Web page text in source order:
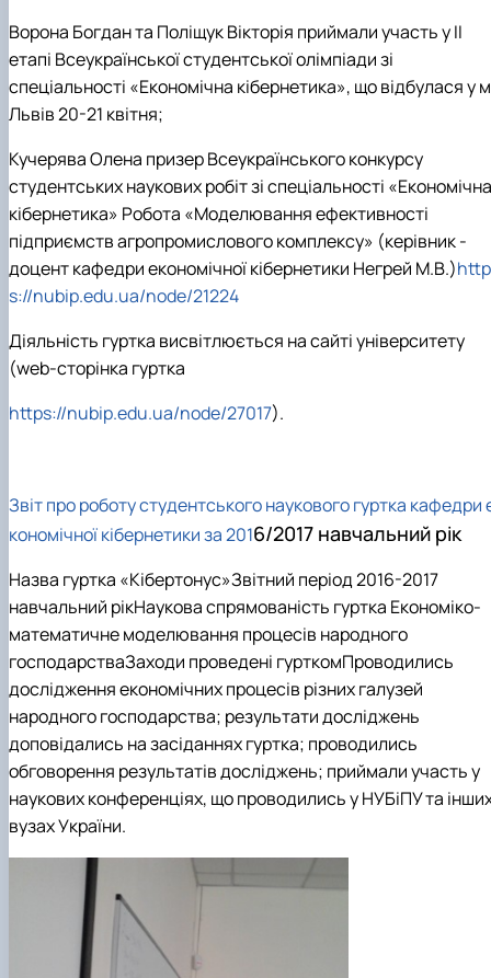
Ворона Богдан та Поліщук Вікторія приймали участь у ІІ
етапі Всеукраїнської студентської олімпіади зі
спеціальності «Економічна кібернетика», що відбулася у
Львів 20-21 квітня;
Кучерява Олена призер Всеукраїнського конкурсу
студентських наукових робіт зі спеціальності «Економічна
кібернетика» Робота «Моделювання ефективності
підприємств агропромислового комплексу» (керівник -
доцент кафедри економічної кібернетики Негрей М.В.)http
s://nubip.edu.ua/node/21224
Діяльність гуртка висвітлюється на сайті університету
(web-сторінка гуртка
https://nubip.edu.ua/node/27017).
Звіт про роботу студентського наукового гуртка кафедри
кономічної кібернетики за 2016/2017 навчальний рік
Назва гуртка «Кібертонус»Звітний період 2016-2017
навчальний рікНаукова спрямованість гуртка Економіко-
математичне моделювання процесів народного
господарстваЗаходи проведені гурткомПроводились
дослідження економічних процесів різних галузей
народного господарства; результати досліджень
доповідались на засіданнях гуртка; проводились
обговорення результатів досліджень; приймали участь у
наукових конференціях, що проводились у НУБіПУ та
вузах України.